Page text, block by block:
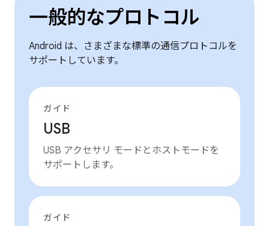
一般的なプロトコル
Android は、さまざまな標準の通信プロトコルを
サポートしています。
ガイド
USB
USB アクセサリ モードとホストモードを
サポートします。
ガイド